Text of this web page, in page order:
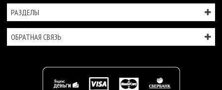
РАЗДЕЛЫ
ОБРАТНАЯ СВЯЗЬ